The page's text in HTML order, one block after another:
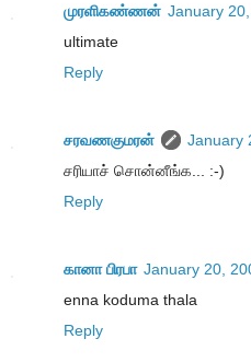
முரளிகண்ணன் January
ultimate
Reply
சரவணகுமரன்
January
சரியாச் சொன்னீங்க... :-)
Reply
கானா பிரபா January 20,
enna koduma thala
Reply